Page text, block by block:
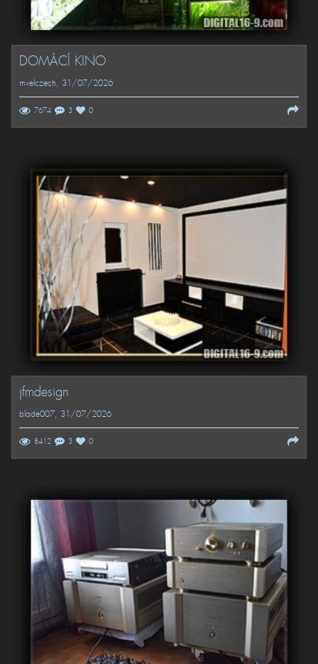
DOMÁCÍ KINO
mvelczech, 31/07/2026
7674 3 0
jfmdesign
blade007, 31/07/2026
8412 3 0